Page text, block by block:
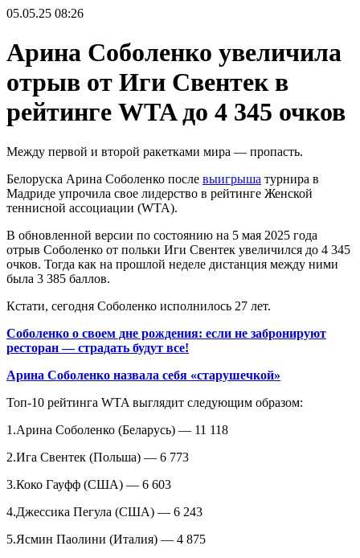
05.05.25 08:26
Арина Соболенко увеличила
отрыв от Иги Свентек в
рейтинге WTA до 4 345 очков
Между первой и второй ракетками мира — пропасть.
Белоруска Арина Соболенко после выигрыша турнира в
Мадриде упрочила свое лидерство в рейтинге Женской
теннисной ассоциации (WTA).
В обновленной версии по состоянию на 5 мая 2025 года
отрыв Соболенко от польки Иги Свентек увеличился до 4 345
очков. Тогда как на прошлой неделе дистанция между ними
была 3 385 баллов.
Кстати, сегодня Соболенко исполнилось 27 лет.
Соболенко о своем дне рождения: если не забронируют
ресторан — страдать будут все!
Арина Соболенко назвала себя «старушечкой»
Топ-10 рейтинга WTA выглядит следующим образом:
1.Арина Соболенко (Беларусь) — 11 118
2.Ига Свентек (Польша) — 6 773
3.Коко Гауфф (США) — 6 603
4.Джессика Пегула (США) — 6 243
5.Ясмин Паолини (Италия) — 4 875